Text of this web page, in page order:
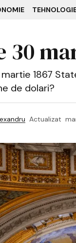
30
1867
de dolari?
Actualizat